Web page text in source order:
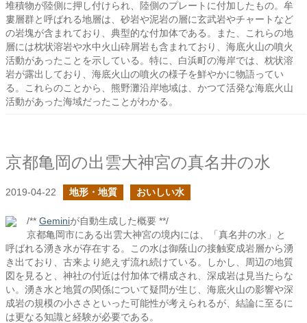
堆積物が陸側に押し付けられ、陸側のプレートに付加したもの。牟
婁層群と呼ばれる地層は、砂岩や泥岩の層に玄武岩やチャートなど
の岩塊が含まれており、典型的な付加体である。また、これらの地
層には枕状溶岩や水中火山砕屑岩も含まれており、海底火山の噴火
活動があったことを示している。特に、白浜町の海岸では、枕状溶
岩が露出しており、海底火山の噴火の様子を鮮やかに物語ってい
る。これらのことから、熊野灘沿岸地域は、かつて活発な海底火山
活動があった海域だったことがわかる。
京都亀岡の出雲大神宮の真名井の水
2019-04-22 地形・地質 おいしい水
/** Geminiが自動生成した概要 **/
京都亀岡市にある出雲大神宮の境内には、「真名井の水」と
呼ばれる湧き水が存在する。この水は御蔭山の接触変成岩層から湧
き出ており、古来より絶えず流れ続けている。しかし、周辺の地質
図を見ると、神社の付近は付加体で構成され、深成岩は見当たらな
い。湧き水と地質の関係について疑問が生じ、海底火山の影響や深
成岩の規模の小ささといった可能性が考えられるが、結論に至るに
は更なる知識と経験が必要である。